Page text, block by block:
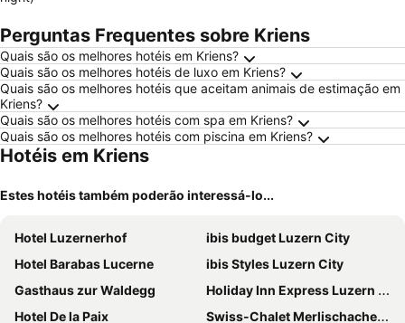
Perguntas Frequentes sobre Kriens
Quais são os melhores hotéis em Kriens?
Quais são os melhores hotéis de luxo em Kriens?
Quais são os melhores hotéis que aceitam animais de estimação em
Kriens?
Quais são os melhores hotéis com spa em Kriens?
Quais são os melhores hotéis com piscina em Kriens?
Hotéis em Kriens
Estes hotéis também poderão interessá-lo...
Hotel Luzernerhof
ibis budget Luzern City
Hotel Barabas Lucerne
ibis Styles Luzern City
Gasthaus zur Waldegg
Holiday Inn Express Luzern - Neuenkirch By Ihg
Hotel De la Paix
Swiss-Chalet Merlischachen - Historik Chalet-Hotel Lodge